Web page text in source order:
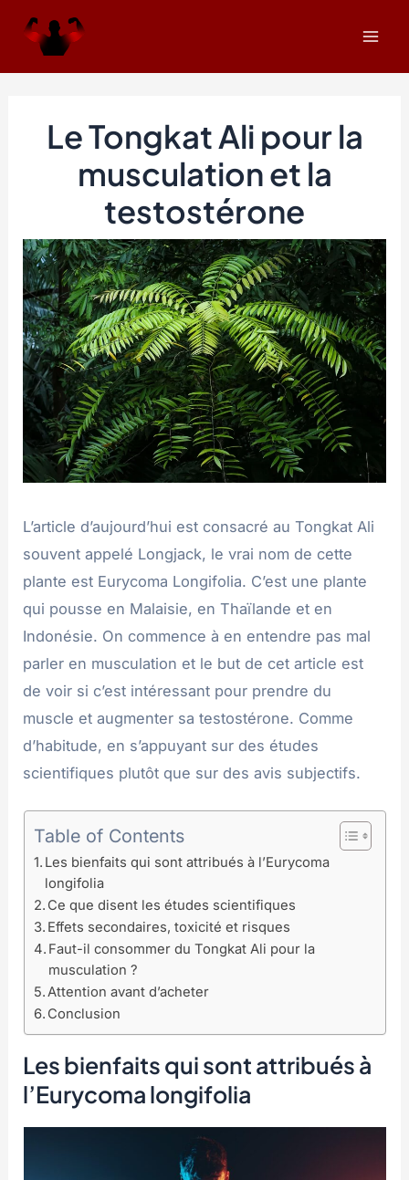
Le Tongkat Ali pour la
musculation et la
testostérone
L’article d’aujourd’hui est consacré au Tongkat Ali
souvent appelé Longjack, le vrai nom de cette
plante est Eurycoma Longifolia. C’est une plante
qui pousse en Malaisie, en Thaïlande et en
Indonésie. On commence à en entendre pas mal
parler en musculation et le but de cet article est
de voir si c’est intéressant pour prendre du
muscle et augmenter sa testostérone. Comme
d’habitude, en s’appuyant sur des études
scientifiques plutôt que sur des avis subjectifs.
Table of Contents
Les bienfaits qui sont attribués à l’Eurycoma
longifolia
Ce que disent les études scientifiques
Effets secondaires, toxicité et risques
Faut-il consommer du Tongkat Ali pour la
musculation ?
Attention avant d’acheter
Conclusion
Les bienfaits qui sont attribués à
l’Eurycoma longifolia
Navigation
des